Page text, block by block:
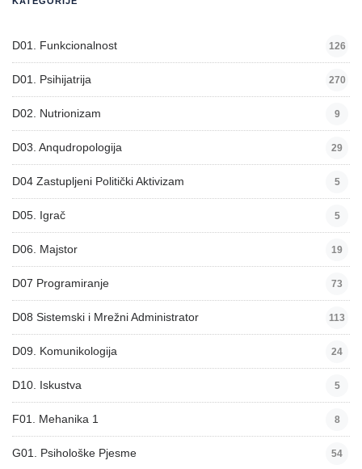
D01. Funkcionalnost 126
D01. Psihijatrija 270
D02. Nutrionizam 9
D03. Anqudropologija 29
D04 Zastupljeni Politički Aktivizam 5
D05. Igrač 5
D06. Majstor 19
D07 Programiranje 73
D08 Sistemski i Mrežni Administrator 113
D09. Komunikologija 24
D10. Iskustva 5
F01. Mehanika 1 8
G01. Psihološke Pjesme 54